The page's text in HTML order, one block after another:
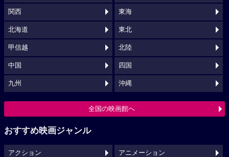
関西 東海
北海道 東北
甲信越 北陸
中国 四国
九州 沖縄
全国の映画館へ
おすすめ映画ジャンル
アクション アニメーション